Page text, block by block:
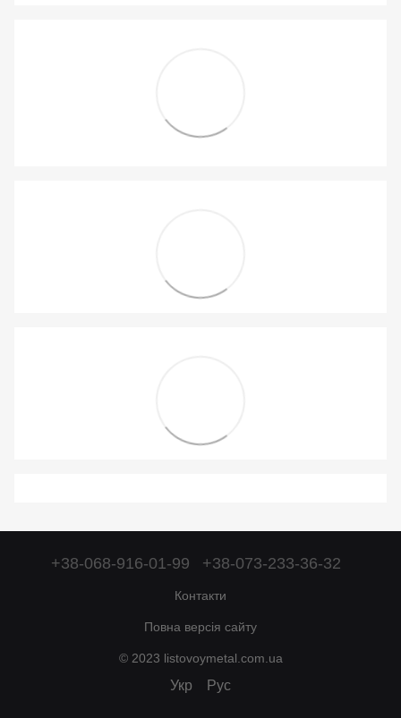
+38-068-916-01-99 +38-073-233-36-32
Контакти
Повна версія сайту
© 2023 listovoymetal.com.ua
Укр Рус